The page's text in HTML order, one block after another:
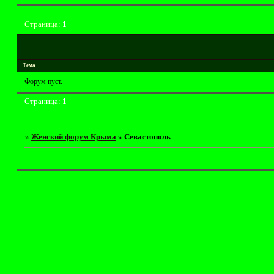
Страница: 1
Тема
Форум пуст.
Страница: 1
» Женский форум Крыма » Севастополь